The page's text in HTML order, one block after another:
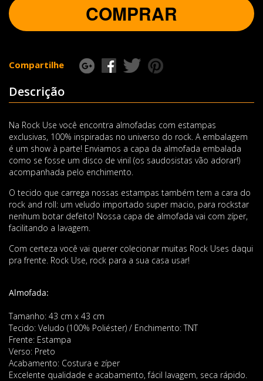
COMPRAR
Compartilhe
Descrição
Na Rock Use você encontra almofadas com estampas
exclusivas, 100% inspiradas no universo do rock. A embalagem
é um show à parte! Enviamos a capa da almofada embalada
como se fosse um disco de vinil (os saudosistas vão adorar!)
acompanhada pelo enchimento.
O tecido que carrega nossas estampas também tem a cara do
rock and roll: um veludo importado super macio, para rockstar
nenhum botar defeito! Nossa capa de almofada vai com zíper,
facilitando a lavagem.
Com certeza você vai querer colecionar muitas Rock Uses daqui
pra frente. Rock Use, rock para a sua casa usar!
Almofada:
Tamanho: 43 cm x 43 cm
Tecido: Veludo (100% Poliéster) / Enchimento: TNT
Frente: Estampa
Verso: Preto
Acabamento: Costura e zíper
Excelente qualidade e acabamento, fácil lavagem, seca rápido.